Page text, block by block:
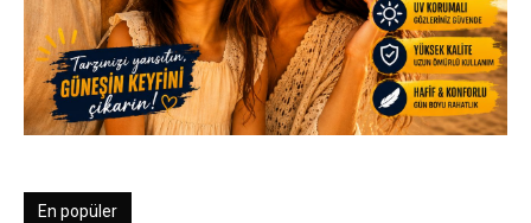
En popüler